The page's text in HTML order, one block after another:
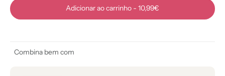
Adicionar ao carrinho - 10,99€
Combina bem com